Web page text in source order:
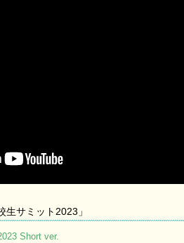
サミット2023」
Short ver.